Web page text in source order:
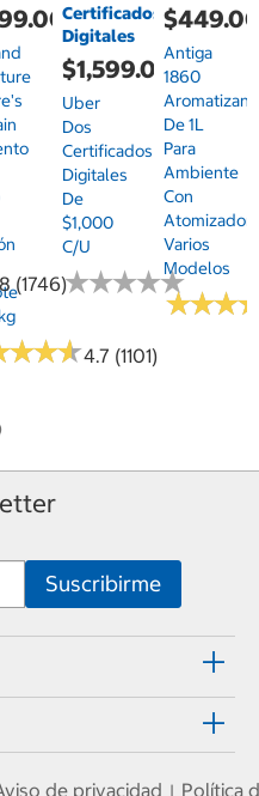
(1746)
★★★
★★★4.7 (1101)
Certificados
Digitales
$1,599.00
Uber
Dos
Certificados
Digitales
De
$1,000
C/u
★★★★★
★★★★★
Antiga
1860
De 1L
Para
Ambiente
Con
Atomizador,
Varios
Modelos
★★★
★★★
de privacidad | Política